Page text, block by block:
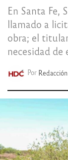
En Santa Fe,
llamado a
obra; el
necesidad
Por